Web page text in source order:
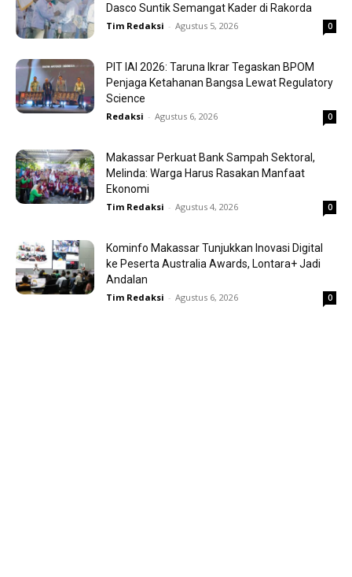
Dasco Suntik Semangat Kader di Rakorda
Tim Redaksi - Agustus 5, 2026 0
PIT IAI 2026: Taruna Ikrar Tegaskan BPOM
Penjaga Ketahanan Bangsa Lewat Regulatory
Science
Redaksi - Agustus 6, 2026 0
Makassar Perkuat Bank Sampah Sektoral,
Melinda: Warga Harus Rasakan Manfaat
Ekonomi
Tim Redaksi - Agustus 4, 2026 0
Kominfo Makassar Tunjukkan Inovasi Digital
ke Peserta Australia Awards, Lontara+ Jadi
Andalan
Tim Redaksi - Agustus 6, 2026 0